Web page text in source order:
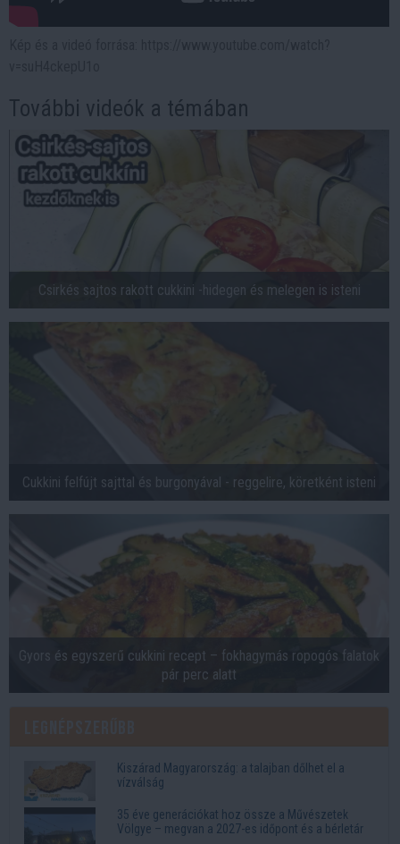
További videók a témában
Csirkés sajtos rakott cukkini -hidegen és melegen is isteni
Cukkini felfújt sajttal és burgonyával - reggelire, köretként isteni
Gyors és egyszerű cukkini recept – fokhagymás ropogós falatok
pár perc alatt
Kiszárad Magyarország: a talajban dőlhet el a
vízválság
35 éve generációkat hoz össze a Művészetek
Völgye – megvan a 2027-es időpont és a bérletár